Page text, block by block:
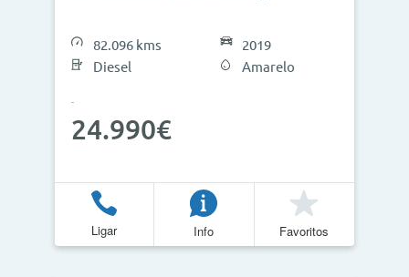
82.096 kms
Diesel
2019
Amarelo
24.990€
Ligar Info Favoritos